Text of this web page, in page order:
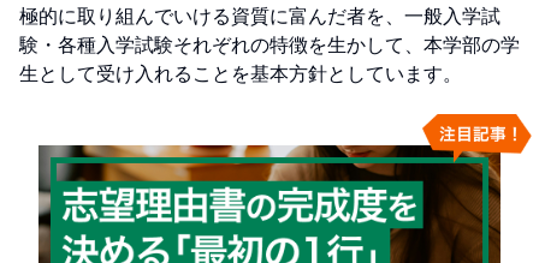
極的に取り組んでいける資質に富んだ者を、一般入学試
験・各種入学試験それぞれの特徴を生かして、本学部の学
生として受け入れることを基本方針としています。